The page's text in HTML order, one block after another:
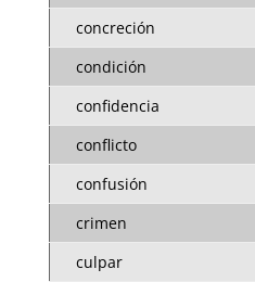
concreción
condición
confidencia
conflicto
confusión
crimen
culpar